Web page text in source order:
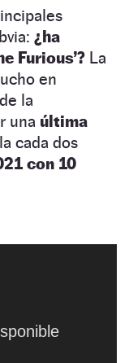
¿ha
Furious’? La
en
la
una última
cada dos
con 10
para